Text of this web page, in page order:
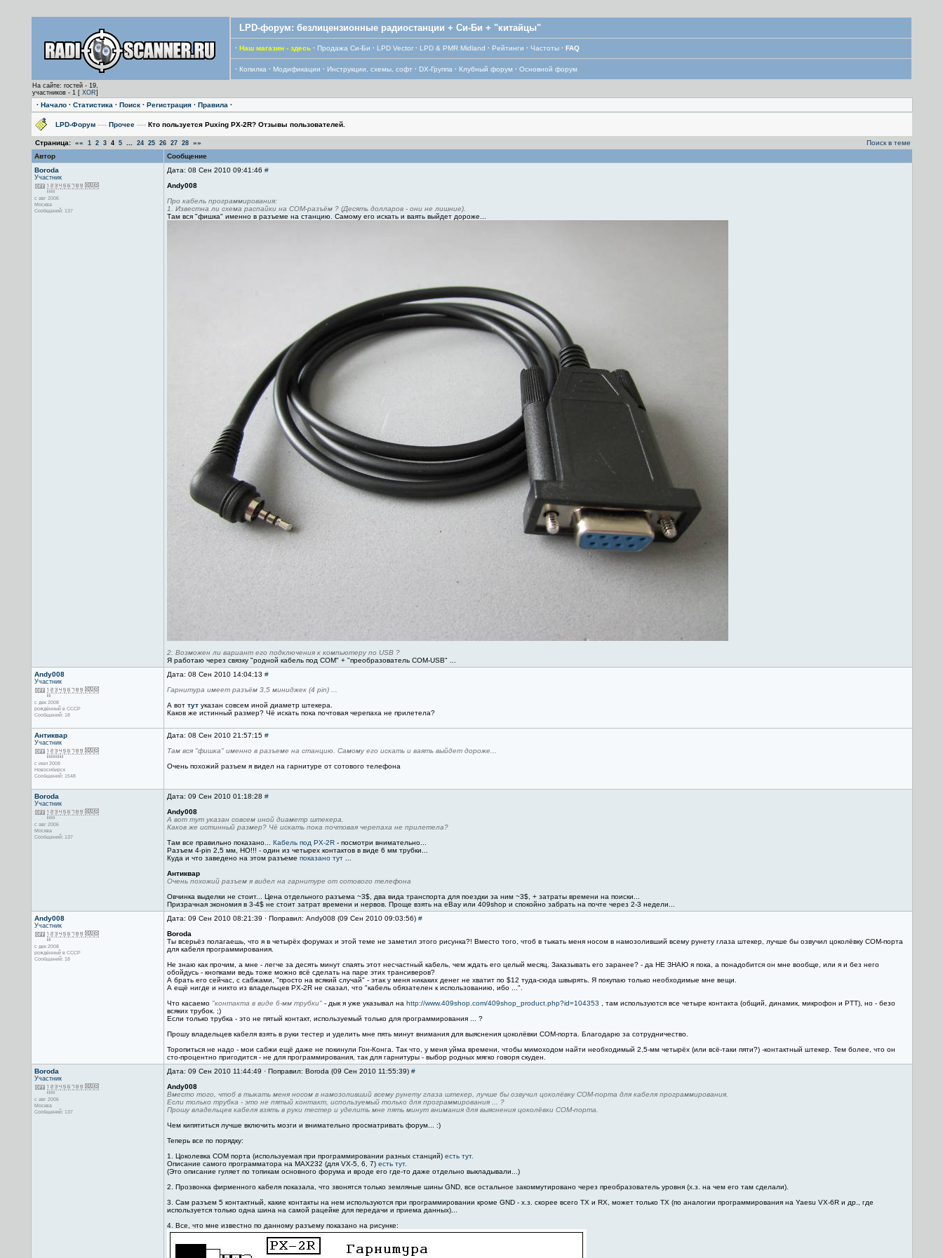
LPD-форум: безлицензионные радиостанции + Си-Би + "китайцы"
· Наш магазин - здесь · Продажа Си-Би · LPD Vector · LPD & PMR Midland · Рейтинги · Частоты · FAQ
· Копилка · Модификации · Инструкции, схемы, софт · DX-Группа · Клубный форум · Основной форум
На сайте: гостей - 19,
участников - 1 [ XOR]
· Начало· Статистика · Поиск· Регистрация· Правила ·
LPD-Форум —› Прочее —›Кто пользуется Puxing PX-2R? Отзывы пользователей.
Страница: «« 1 2 3 4 5... 24 25 26 27 28 »»
Поиск в теме
Автор
Сообщение
Boroda
Участник
с авг 2006
Москва
Сообщений: 137
Дата: 08 Сен 2010 09:41:46 #
Andy008
Про кабель программирования:
1. Известна ли схема распайки на COM-разъём ? (Десять долларов - они не лишние).
Там вся "фишка" именно в разъеме на станцию. Самому его искать и ваять выйдет дороже...
2. Возможен ли вариант его подключения к компьютеру по USB ?
Я работаю через связку "родной кабель под COM" + "преобразователь COM-USB" ...
Andy008
Участник
с дек 2008
рождённый в СССР
Сообщений: 18
Дата: 08 Сен 2010 14:04:13 #
Гарнитура имеет разъём 3,5 миниджек (4 pin) ...
А вот тутуказан совсем иной диаметр штекера.
Каков же истинный размер? Чё искать пока почтовая черепаха не прилетела?
Антиквар
Участник
с июл 2008
Новосибирск
Сообщений: 1548
Дата: 08 Сен 2010 21:57:15 #
Там вся "фишка" именно в разъеме на станцию. Самому его искать и ваять выйдет дороже...
Очень похожий разъем я видел на гарнитуре от сотового телефона
Boroda
Участник
с авг 2006
Москва
Сообщений: 137
Дата: 09 Сен 2010 01:18:28 #
Andy008
А вот тут указан совсем иной диаметр штекера.
Каков же истинный размер? Чё искать пока почтовая черепаха не прилетела?
Там все правильно показано... Кабель под PX-2R- посмотри внимательно...
Разъем 4-pin 2,5 мм, НО!!! - один из четырех контактов в виде 6 мм трубки...
Куда и что заведено на этом разъеме показано тут...
Антиквар
Очень похожий разъем я видел на гарнитуре от сотового телефона
Овчинка выделки не стоит... Цена отдельного разъема ~3$, два вида транспорта для поездки за ним ~3$, + затраты времени на поиски...
Призрачная экономия в 3-4$ не стоит затрат времени и нервов. Проще взять на eBay или 409shop и спокойно забрать на почте через 2-3 недели...
Andy008
Участник
с дек 2008
рождённый в СССР
Сообщений: 18
Дата: 09 Сен 2010 08:21:39 · Поправил: Andy008 (09 Сен 2010 09:03:56) #
Boroda
Ты всерьёз полагаешь, что я в четырёх форумах и этой теме не заметил этого рисунка?! Вместо того, чтоб в тыкать меня носом в намозоливший всему рунету глаза штекер, лучше бы озвучил цоколёвку COM-порта
для кабеля программирования.
Не знаю как прочим, а мне - легче за десять минут спаять этот несчастный кабель, чем ждать его целый месяц. Заказывать его заранее? - да НЕ ЗНАЮ я пока, а понадобится он мне вообще, или я и без него
обойдусь - кнопками ведь тоже можно всё сделать на паре этих трансиверов?
А брать его сейчас, с сабжами, "просто на всякий случай" - этак у меня никаких денег не хватит по $12 туда-сюда швырять. Я покупаю только необходимые мне вещи.
А ещё нигде и никто из владельцев PX-2R не сказал, что "кабель обязателен к использованию, ибо ...".
Что касаемо "контакта в виде 6-мм трубки"- дык я уже указывал на http://www.409shop.com/409shop_product.php?id=104353 , там используются все четыре контакта (общий, динамик, микрофон и PTT), но - безо
всяких трубок. ;)
Если только трубка - это не пятый контакт, используемый только для программирования ... ?
Прошу владельцев кабеля взять в руки тестер и уделить мне пять минут внимания для выяснения цоколёвки COM-порта. Благодарю за сотрудничество.
Торопиться не надо - мои сабжи ещё даже не покинули Гон-Конга. Так что, у меня уйма времени, чтобы мимоходом найти необходимый 2,5-мм четырёх (или всё-таки пяти?) -контактный штекер. Тем более, что он
сто-процентно пригодится - не для программирования, так для гарнитуры - выбор родных мягко говоря скуден.
Boroda
Участник
с авг 2006
Москва
Сообщений: 137
Дата: 09 Сен 2010 11:44:49 · Поправил: Boroda (09 Сен 2010 11:55:39) #
Andy008
Вместо того, чтоб в тыкать меня носом в намозоливший всему рунету глаза штекер, лучше бы озвучил цоколёвку COM-порта для кабеля программирования.
Если только трубка - это не пятый контакт, используемый только для программирования ... ?
Прошу владельцев кабеля взять в руки тестер и уделить мне пять минут внимания для выяснения цоколёвки COM-порта.
Чем кипятиться лучше включить мозги и внимательно просматривать форум... :)
Теперь все по порядку:
1. Цоколевка COM порта (используемая при программировании разных станций) есть тут.
Описание самого программатора на MAX232 (для VX-5, 6, 7) есть тут.
(Это описание гуляет по топикам основного форума и вроде его где-то даже отдельно выкладывали...)
2. Прозвонка фирменного кабеля показала, что звонятся только земляные шины GND, все остальное закоммутировано через преобразователь уровня (х.з. на чем его там сделали).
3. Сам разъем 5 контактный, какие контакты на нем используются при программировании кроме GND - х.з. скорее всего TX и RX, может только TX (по аналогии программирования на Yaesu VX-6R и др., где
используется только одна шина на самой рацейке для передачи и приема данных)...
4. Все, что мне известно по данному разъему показано на рисунке: